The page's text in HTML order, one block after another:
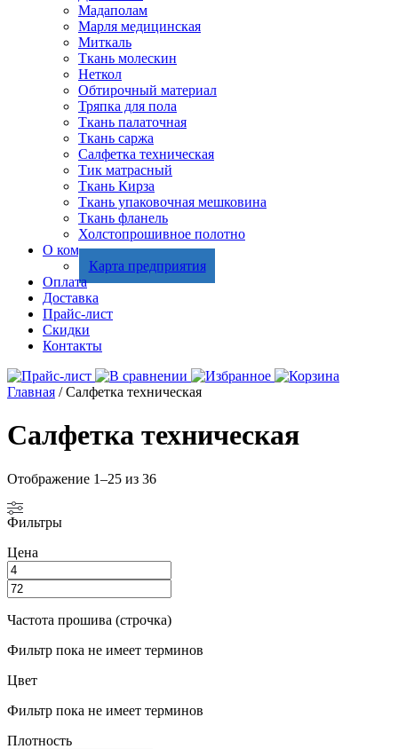
Мадаполам
Марля медицинская
Миткаль
Ткань молескин
Неткол
Обтирочный материал
Тряпка для пола
Ткань палаточная
Ткань саржа
Салфетка техническая
Тик матрасный
Ткань Кирза
Ткань упаковочная мешковина
Ткань фланель
Холстопрошивное полотно
О компании
Карта предприятия
Оплата
Доставка
Прайс-лист
Скидки
Контакты
Главная / Салфетка техническая
Салфетка техническая
Отображение 1–25 из 36
Фильтры
Цена
Частота прошива (строчка)
Фильтр пока не имеет терминов
Цвет
Фильтр пока не имеет терминов
Плотность